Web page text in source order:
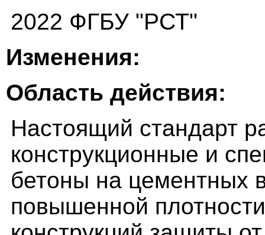
2022 ФГБУ "РСТ"
Изменения:
Область действия:
Настоящий стандарт
конструкционные и
бетоны на цементных
повышенной